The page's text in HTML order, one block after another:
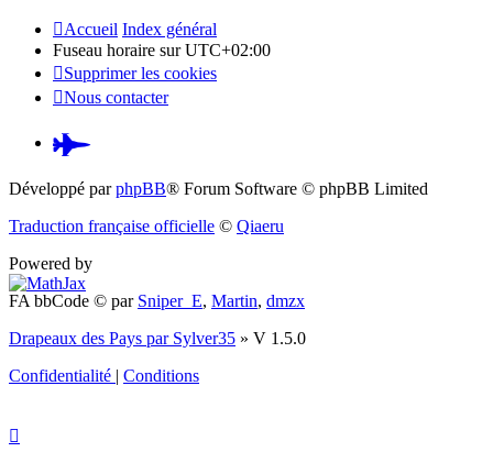
Accueil Index général
Fuseau horaire surUTC+02:00
Supprimer les cookies
Nous contacter
Pardus.at
(S’ouvre
nouvel
Développé parphpBB® Forum Software © phpBB Limited
Traduction française officielle © Qiaeru
Powered by
FA bbCode © par Sniper_E, Martin, dmzx
Drapeaux des Pays par Sylver35 » V 1.5.0
Confidentialité | Conditions